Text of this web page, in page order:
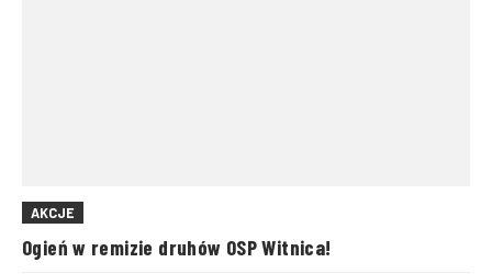
AKCJE
Ogień w remizie druhów OSP Witnica!